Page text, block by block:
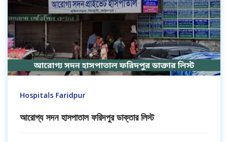
Hospitals Faridpur
আরোগ্য সদন হাসপাতাল ফরিদপুর ডাক্তার লিস্ট